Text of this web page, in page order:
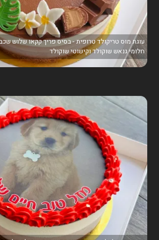
עוגת מוס טריקולד טרופית - בסיס פריך קקאו שלוש
חלומי גנאש שוקולד וקישוטי שוקולד